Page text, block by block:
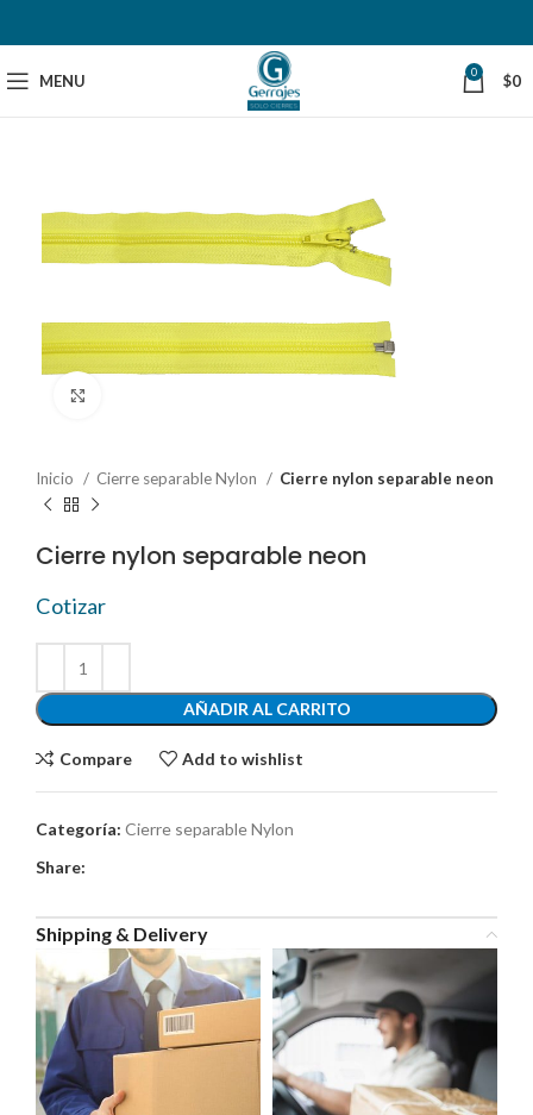
MENU 0 $0
Inicio Cierre separable Nylon Cierre nylon separable neon
Cierre nylon separable neon
Cotizar
AÑADIR AL CARRITO
Compare Add to wishlist
Categoría: Cierre separable Nylon
Share:
Shipping & Delivery